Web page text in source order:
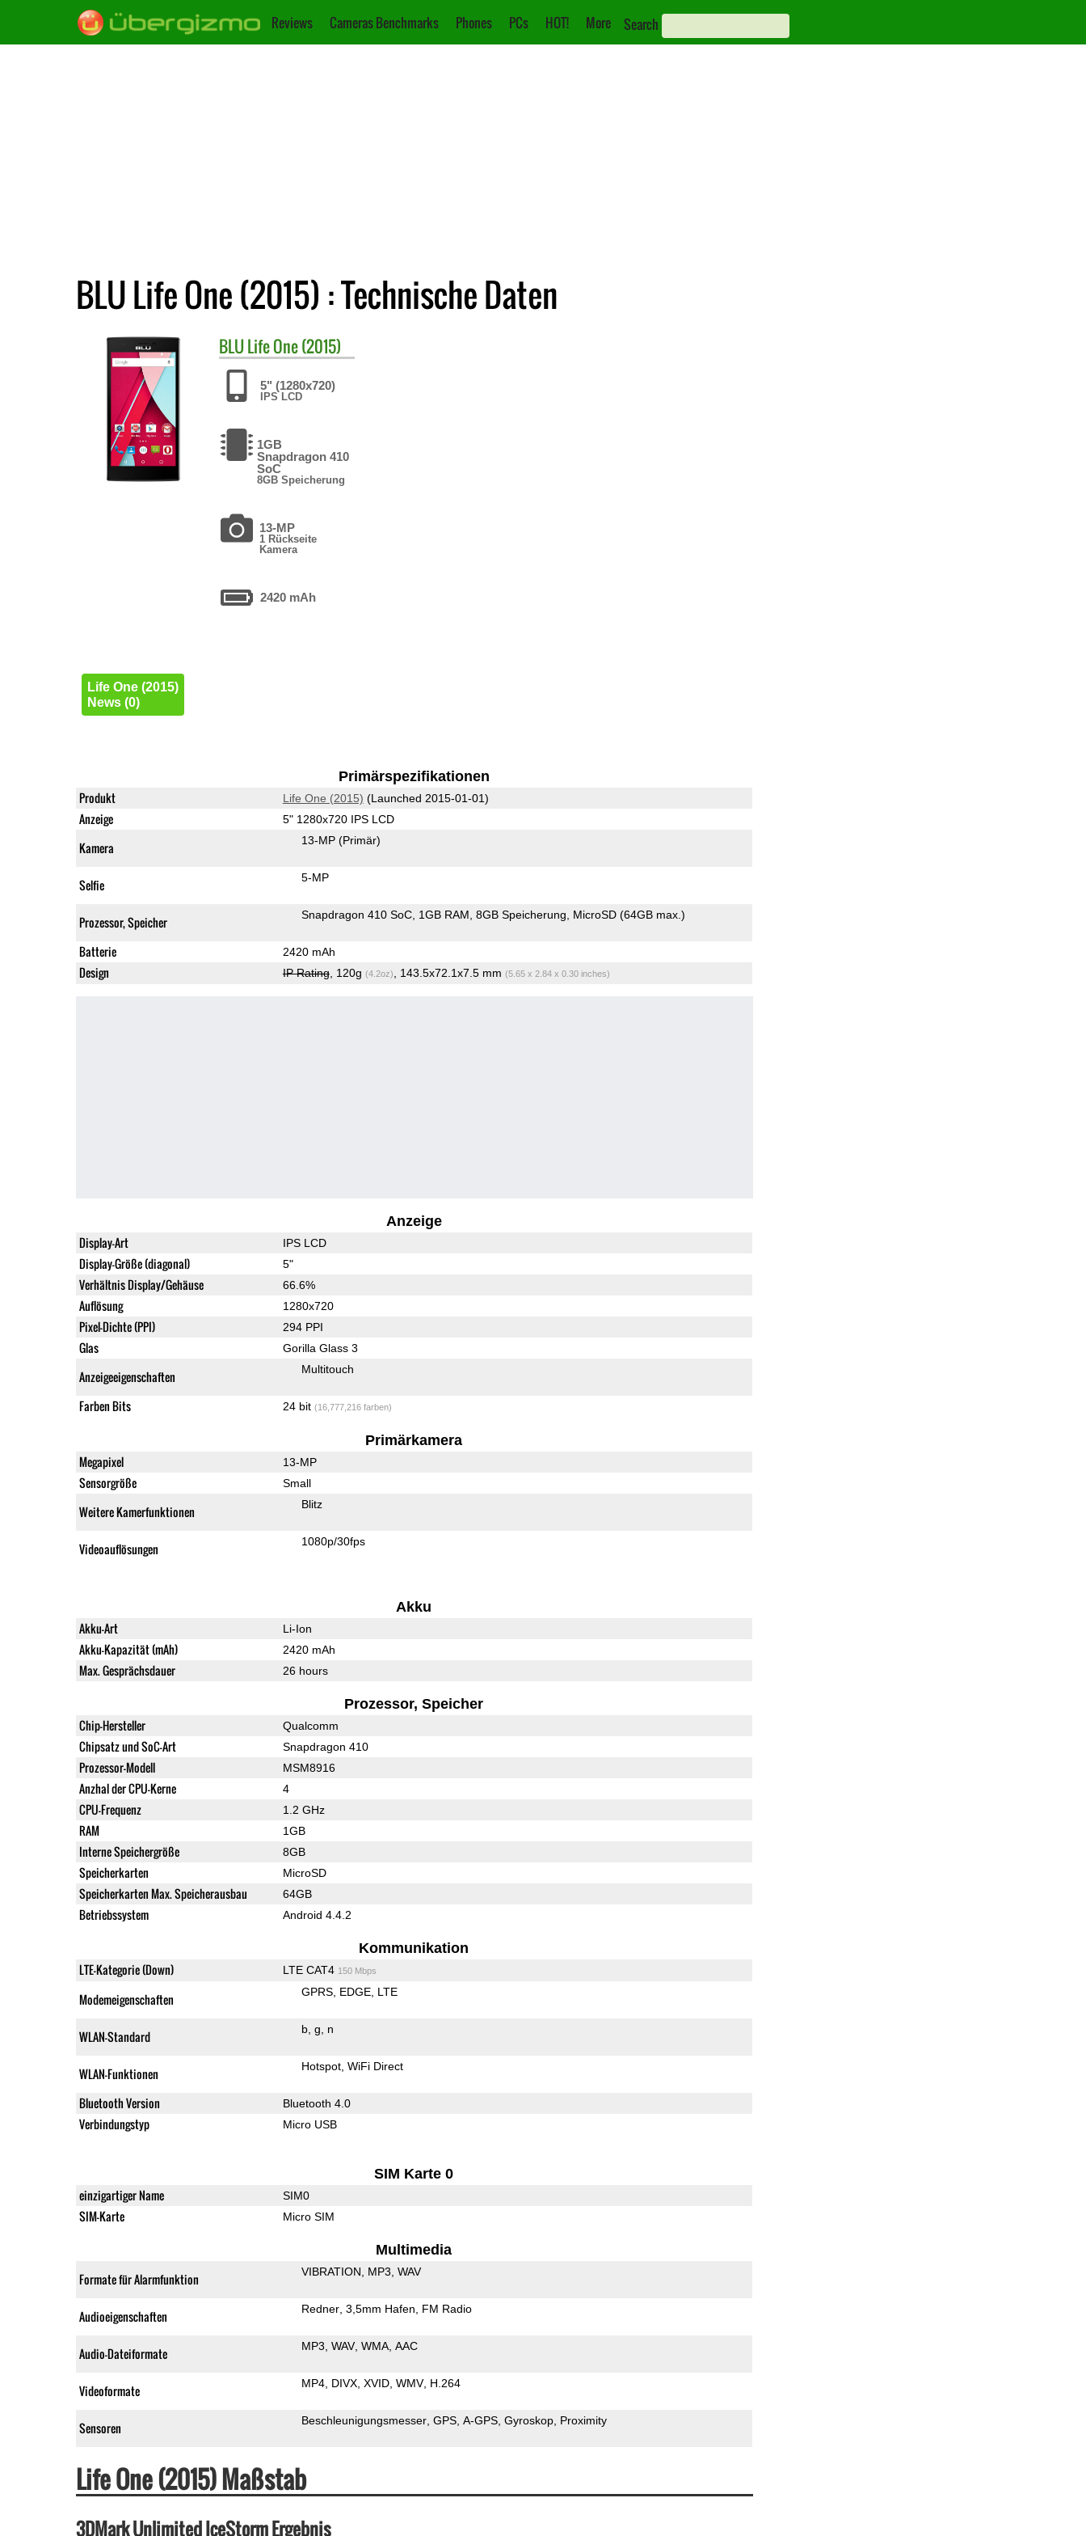
Reviews Cameras Benchmarks Phones PCs HOT! More Search
BLU Life One (2015) : Technische Daten
BLULife One (2015)
5" (1280x720)
IPS LCD
1GB
Snapdragon 410
SoC
8GB Speicherung
13-MP
1 Rückseite
Kamera
2420 mAh
Life One (2015)
News (0)
Primärspezifikationen
Produkt Life One (2015) (Launched 2015-01-01)
Anzeige 5" 1280x720 IPS LCD
Kamera 13-MP (Primär)
Selfie 5-MP
Prozessor, Speicher Snapdragon 410 SoC 1GB RAM 8GB Speicherung MicroSD (64GB max.)
Batterie 2420 mAh
Design IP Rating, 120g (4.2oz) , 143.5x72.1x7.5 mm (5.65 x 2.84 x 0.30 inches)
Anzeige
Display-Art IPS LCD
Display-Größe (diagonal) 5"
Verhältnis Display/Gehäuse 66.6%
Auflösung 1280x720
Pixel-Dichte (PPI) 294 PPI
Glas Gorilla Glass 3
Anzeigeeigenschaften Multitouch
Farben Bits 24 bit (16,777,216 farben)
Primärkamera
Megapixel 13-MP
Sensorgröße Small
Weitere Kamerfunktionen Blitz
Videoauflösungen 1080p/30fps
Akku
Akku-Art Li-Ion
Akku-Kapazität (mAh) 2420 mAh
Max. Gesprächsdauer 26 hours
Prozessor, Speicher
Chip-Hersteller Qualcomm
Chipsatz und SoC-Art Snapdragon 410
Prozessor-Modell MSM8916
Anzhal der CPU-Kerne 4
CPU-Frequenz 1.2 GHz
RAM 1GB
Interne Speichergröße 8GB
Speicherkarten MicroSD
Speicherkarten Max. Speicherausbau 64GB
Betriebssystem Android 4.4.2
Kommunikation
LTE-Kategorie (Down) LTE CAT4 150 Mbps
Modemeigenschaften GPRS EDGE LTE
WLAN-Standard b g n
WLAN-Funktionen Hotspot WiFi Direct
Bluetooth Version Bluetooth 4.0
Verbindungstyp Micro USB
SIM Karte 0
einzigartiger Name SIM0
SIM-Karte Micro SIM
Multimedia
Formate für Alarmfunktion VIBRATION MP3 WAV
Audioeigenschaften Redner 3,5mm Hafen FM Radio
Audio-Dateiformate MP3 WAV WMA AAC
Videoformate MP4 DIVX XVID WMV H.264
Sensoren Beschleunigungsmesser GPS A-GPS Gyroskop Proximity
Life One (2015) Maßstab
3DMark Unlimited IceStorm Ergebnis